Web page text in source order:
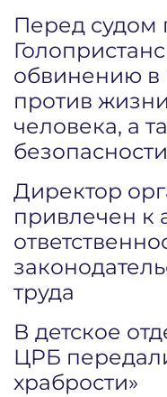
Перед судом
обвинению в
против
человека, а
безопасности
Директор
привлечен к
труда
В детское
ЦРБ
храбрости»